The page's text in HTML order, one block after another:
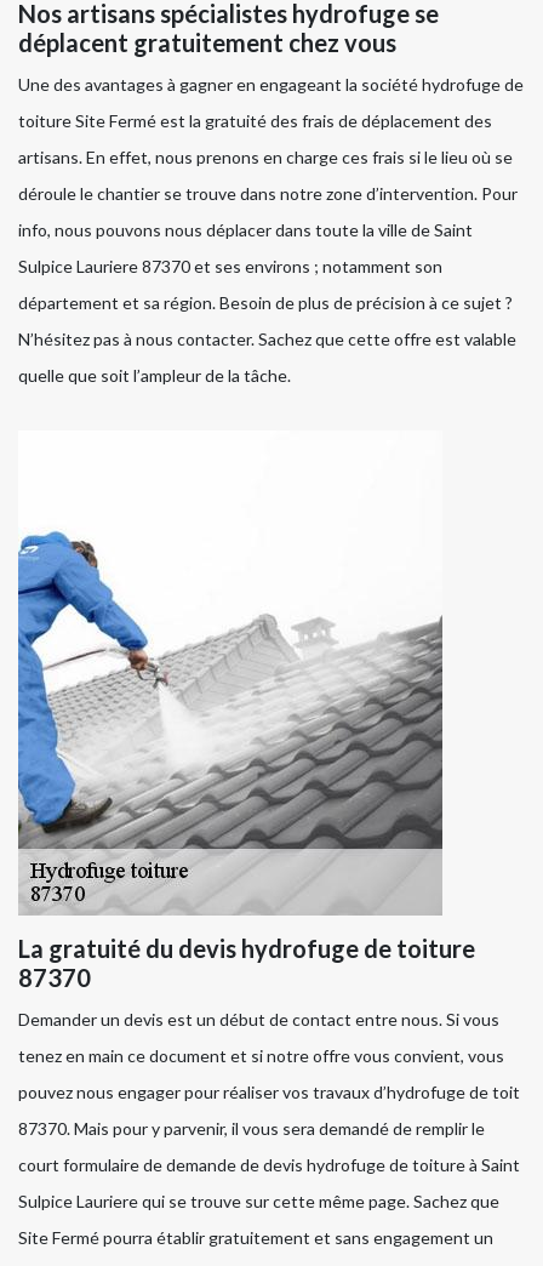
Nos artisans spécialistes hydrofuge se
déplacent gratuitement chez vous
Une des avantages à gagner en engageant la société hydrofuge de
toiture Site Fermé est la gratuité des frais de déplacement des
artisans. En effet, nous prenons en charge ces frais si le lieu où se
déroule le chantier se trouve dans notre zone d’intervention. Pour
info, nous pouvons nous déplacer dans toute la ville de Saint
Sulpice Lauriere 87370 et ses environs ; notamment son
département et sa région. Besoin de plus de précision à ce sujet ?
N’hésitez pas à nous contacter. Sachez que cette offre est valable
quelle que soit l’ampleur de la tâche.
La gratuité du devis hydrofuge de toiture
87370
Demander un devis est un début de contact entre nous. Si vous
tenez en main ce document et si notre offre vous convient, vous
pouvez nous engager pour réaliser vos travaux d’hydrofuge de toit
87370. Mais pour y parvenir, il vous sera demandé de remplir le
court formulaire de demande de devis hydrofuge de toiture à Saint
Sulpice Lauriere qui se trouve sur cette même page. Sachez que
Site Fermé pourra établir gratuitement et sans engagement un